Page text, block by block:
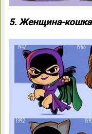
5. Женщина-кошка